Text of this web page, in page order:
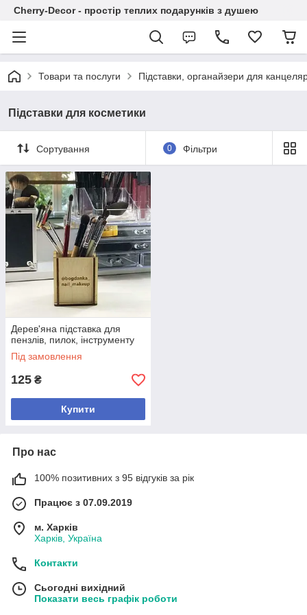
Cherry-Decor - простір теплих подарунків з душею
Товари та послуги Підставки, органайзери для
Підставки для косметики
Сортування 0 Фільтри
Дерев'яна підставка для
пензлів, пилок, інструменту
Під замовлення
125 ₴
Купити
Про нас
100% позитивних з 95 відгуків за рік
Працює з 07.09.2019
м. Харків
Харків, Україна
Контакти
Сьогодні вихідний
Показати весь графік роботи